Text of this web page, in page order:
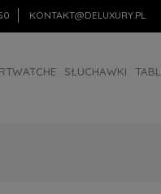
KONTAKT@DELUXURY.PL
SŁUCHAWKI